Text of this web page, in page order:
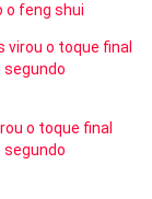
o feng shui
virou o toque final
segundo
o toque final
segundo